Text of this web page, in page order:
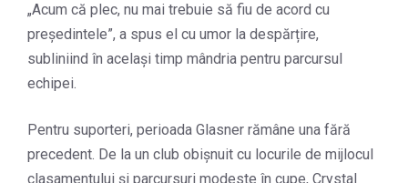
„Acum că plec, nu mai trebuie să fiu de acord cu
președintele”, a spus el cu umor la despărțire,
subliniind în același timp mândria pentru parcursul
echipei.
Pentru suporteri, perioada Glasner rămâne una fără
precedent. De la un club obișnuit cu locurile de mijlocul
clasamentului și parcursuri modeste în cupe, Crystal